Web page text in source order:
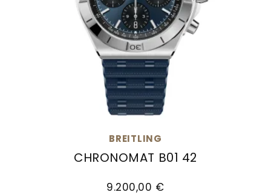
BREITLING
CHRONOMAT B01 42
9.200,00 €